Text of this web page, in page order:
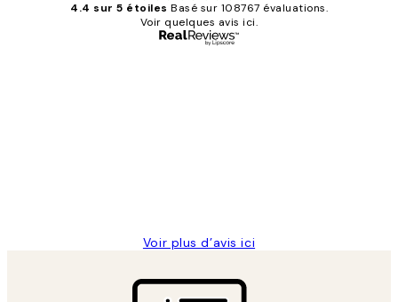
4.4 sur 5 étoiles Basé sur 108767 évaluations.
Voir quelques avis ici.
Voir plus d’avis ici